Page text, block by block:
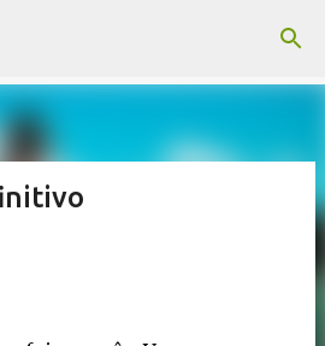
o conteúdo principal